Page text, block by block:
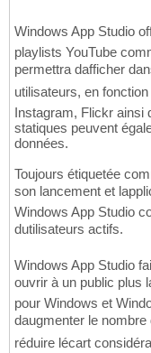
Windows App Studio
playlists YouTube
permettra dafficher
utilisateurs, en
Instagram, Flickr ainsi
statiques peuvent
données.
Toujours étiquetée
son lancement et
Windows App Studio
dutilisateurs actifs.
Windows App Studio
ouvrir à un public plus
pour Windows et
daugmenter le
réduire lécart